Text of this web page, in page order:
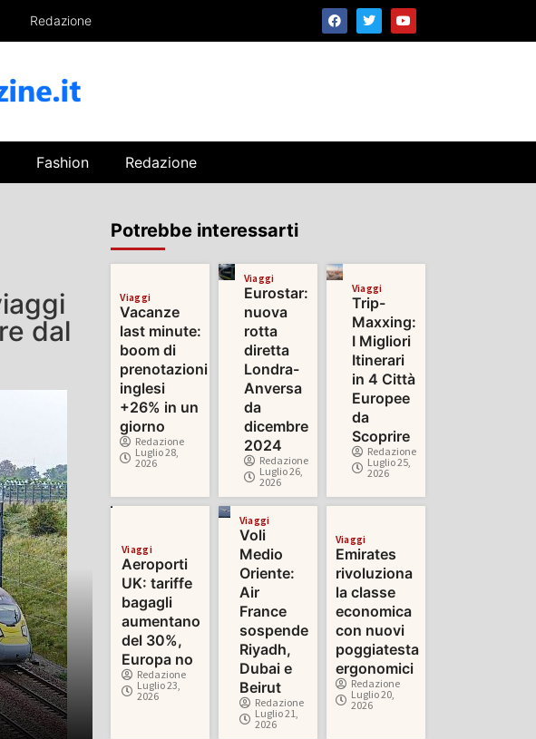
Redazione
Fashion Redazione
dal
Potrebbe interessarti
Viaggi
Vacanze
last minute:
boom di
prenotazioni
inglesi
+26% in un
giorno
Redazione
Luglio 28,
2026
Viaggi
Eurostar:
nuova
rotta
diretta
Londra-
Anversa
da
dicembre
2024
Redazione
Luglio 26,
2026
Viaggi
Trip-
Maxxing:
I Migliori
Itinerari
in 4 Città
Europee
da
Scoprire
Redazione
Luglio 25,
2026
Viaggi
Aeroporti
UK: tariffe
bagagli
aumentano
del 30%,
Europa no
Redazione
Luglio 23,
2026
Viaggi
Voli
Medio
Oriente:
Air
France
sospende
Riyadh,
Dubai e
Beirut
Redazione
Luglio 21,
2026
Viaggi
Emirates
rivoluziona
la classe
economica
con nuovi
poggiatesta
ergonomici
Redazione
Luglio 20,
2026